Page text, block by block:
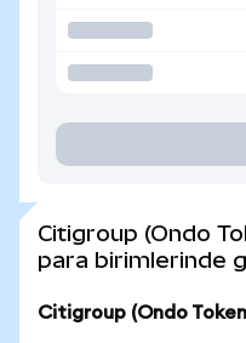
Citigroup (Ondo
para birimlerinde
Citigroup (Ondo